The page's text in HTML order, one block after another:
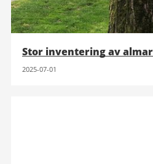
Stor inventering av
2025-07-01